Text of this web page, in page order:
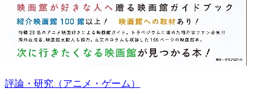
評論・研究（アニメ・ゲーム）